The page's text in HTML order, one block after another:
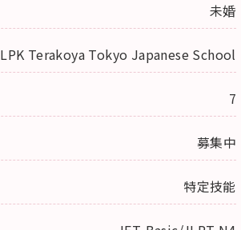
未婚
LPK Terakoya Tokyo Japanese School
7
募集中
特定技能